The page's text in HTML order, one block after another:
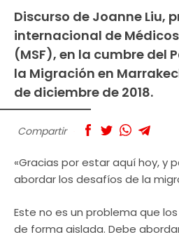
Discurso de Joanne Liu,
internacional de
(MSF), en la cumbre del
la Migración en
de diciembre de 2018.
Compartir
«Gracias por estar aquí hoy, y
abordar los desafíos de la
Este no es un problema que
de forma aislada. Debe